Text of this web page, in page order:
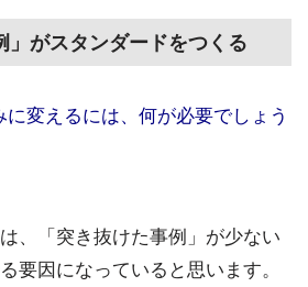
」がスタンダードをつくる
変えるには、何が必要でしょう
、「突き抜けた事例」が少ない
要因になっていると思います。